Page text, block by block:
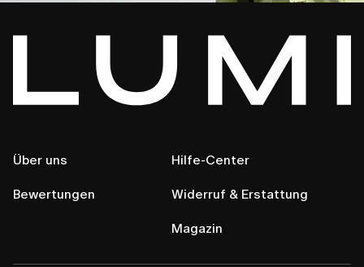
Über uns
Bewertungen
Hilfe-Center
Widerruf & Erstattung
Magazin